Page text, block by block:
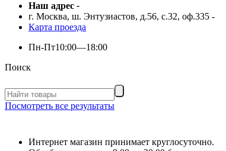
Наш адрес -
г. Москва, ш. Энтузиастов, д.56, с.32, оф.335 -
Карта проезда
Пн-Пт10:00—18:00
Поиск
Посмотреть все результаты
Интернет магазин принимает круглосуточно.